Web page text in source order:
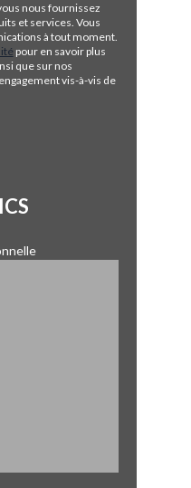
nous fournissez
et services. Vous
à tout moment.
pour en savoir plus
que sur nos
vis-à-vis de